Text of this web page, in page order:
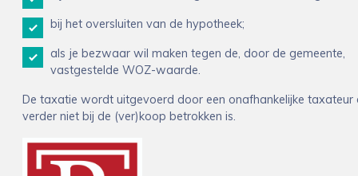
bij het oversluiten van de hypotheek;
als je bezwaar wil maken tegen de, door de gemeente,
vastgestelde WOZ-waarde.
De taxatie wordt uitgevoerd door een onafhankelijke taxateur
verder niet bij de (ver)koop betrokken is.